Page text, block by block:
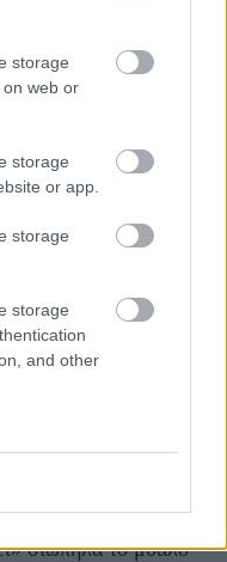
storage
web or
storage
or app.
storage
storage
and other
με υγρά
να σταματήσεις
δρόμοι για το
κάθε ζώδιο
σιωπηλά το μυαλό